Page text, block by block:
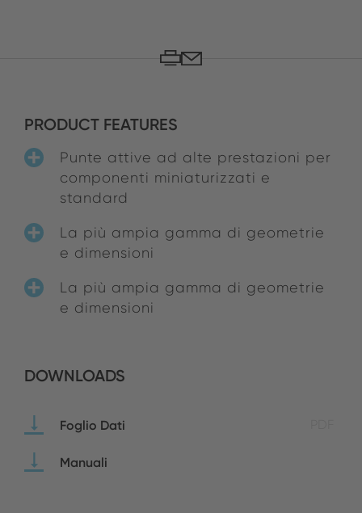
PRODUCT FEATURES
Punte attive ad alte prestazioni per
componenti miniaturizzati e
standard
La più ampia gamma di geometrie
e dimensioni
La più ampia gamma di geometrie
e dimensioni
DOWNLOADS
Foglio Dati
Manuali